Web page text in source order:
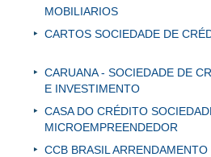
MOBILIARIOS
CARTOS SOCIEDADE DE
CARUANA - SOCIEDADE DE
E INVESTIMENTO
CASA DO CRÉDITO
MICROEMPREENDEDOR
CCB BRASIL ARRENDAMENTO